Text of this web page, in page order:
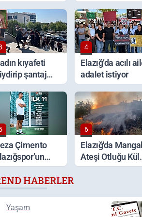
uyarı!
yaşlı kadın
hayatını kaybetti
kıyafeti
şantaj
4
Elazığ’da acılı
adalet istiyor
Çimento
Belediye
Maçı İlk 11’i
oldu
6
Elazığ'da Mangal
Ateşi Otluğu
Çevirdi: İtfaiye
HABERLER
Yaşam